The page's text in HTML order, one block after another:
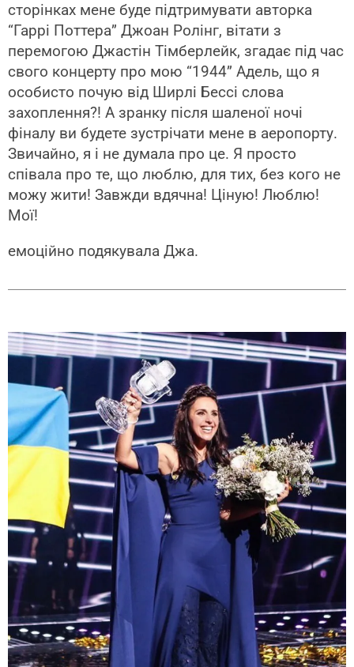
сторінках мене буде підтримувати авторка
“Гаррі Поттера” Джоан Ролінг, вітати з
перемогою Джастін Тімберлейк, згадає під час
свого концерту про мою “1944” Адель, що я
особисто почую від Ширлі Бессі слова
захоплення?! А зранку після шаленої ночі
фіналу ви будете зустрічати мене в аеропорту.
Звичайно, я і не думала про це. Я просто
співала про те, що люблю, для тих, без кого не
можу жити! Завжди вдячна! Ціную! Люблю!
Мої!
емоційно подякувала Джа.